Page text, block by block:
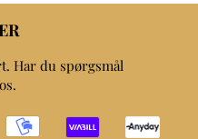
Har du spørgsmål